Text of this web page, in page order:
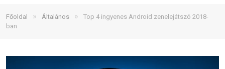
Főoldal » Általános »
Top 4 ingyenes Android zenelejátszó 2018-
ban